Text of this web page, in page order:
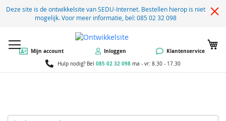
Deze site is de ontwikkelsite van SEDU-Internet. Bestellen hierop is niet
mogelijk. Voor meer informatie, bel: 085 02 32 098
Mijn account Inloggen Klantenservice
Hulp nodig? Bel 085 02 32 098 ma - vr: 8.30 - 17.30